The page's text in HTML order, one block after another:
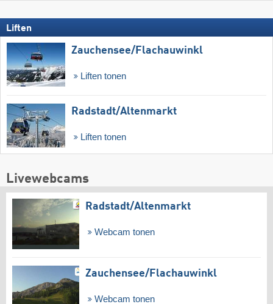
Liften
Zauchensee/​Flachauwinkl
Liften tonen
Radstadt/​Altenmarkt
Liften tonen
Livewebcams
Radstadt/​Altenmarkt
Webcam tonen
Zauchensee/​Flachauwinkl
Webcam tonen